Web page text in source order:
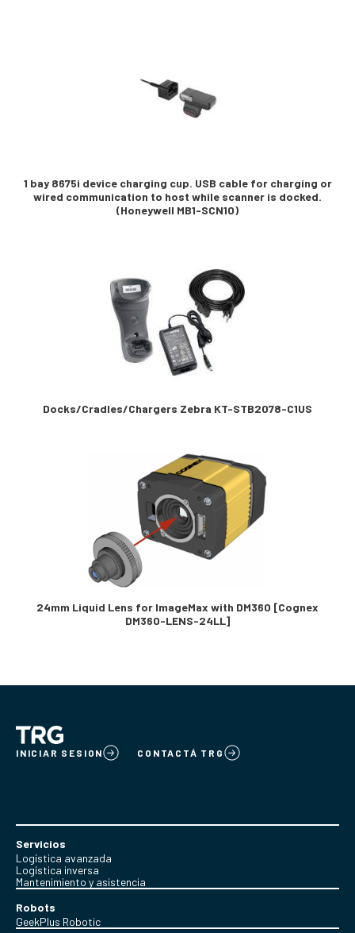
1 bay 8675i device charging cup. USB cable for charging or
wired communication to host while scanner is docked.
(Honeywell MB1-SCN10)
Docks/Cradles/Chargers Zebra KT-STB2078-C1US
24mm Liquid Lens for ImageMax with DM360 [Cognex
DM360-LENS-24LL]
INICIAR SESION CONTACTÁ TRG
Servicios
Logística avanzada
Logística inversa
Mantenimiento y asistencia
Robots
GeekPlus Robotic